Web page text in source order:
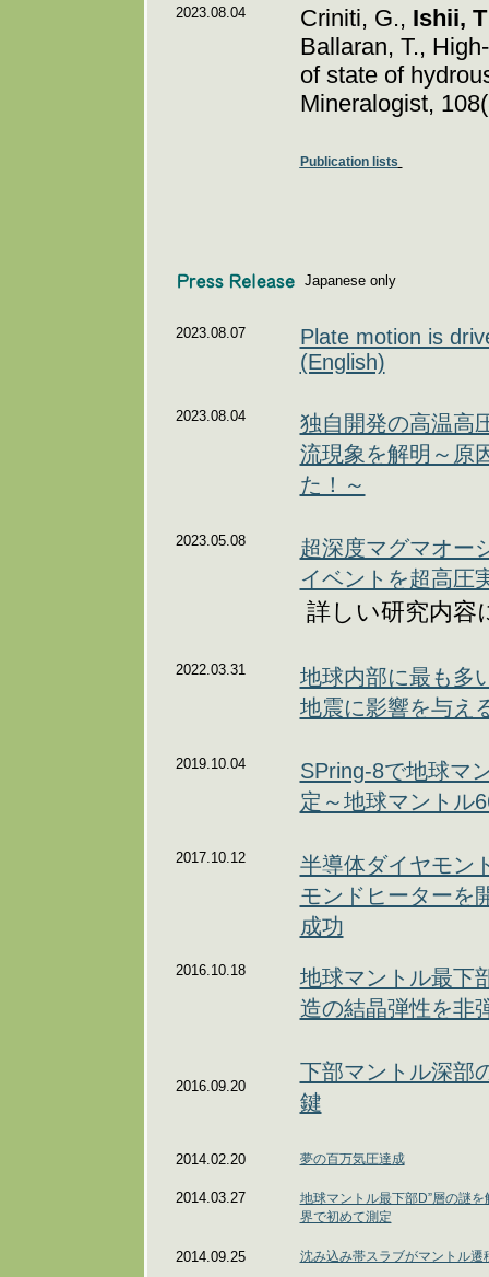
2023.08.04 Criniti, G., Ishii, T
Ballaran, T.,
of state of
Mineralogist,
Publication lists
Japanese only
2023.08.07
Plate motion is
(English)
2023.08.04
独自開発の高温高
流現象を解明～原
た！～
2023.05.08
超深度マグマオー
イベントを超高圧
詳しい研究内容
2022.03.31
地球内部に最も多
地震に影響を与え
2019.10.04
SPring-8で地球マ
定～地球マントル
2017.10.12
半導体ダイヤモン
モンドヒーターを
成功
2016.10.18
地球マントル最下
造の結晶弾性を非
2016.09.20
下部マントル深部
鍵
2014.02.20 夢の百万気圧達成
2014.03.27
地球マントル最下部D”層の謎
界で初めて測定
2014.09.25 沈み込み帯スラブがマントル